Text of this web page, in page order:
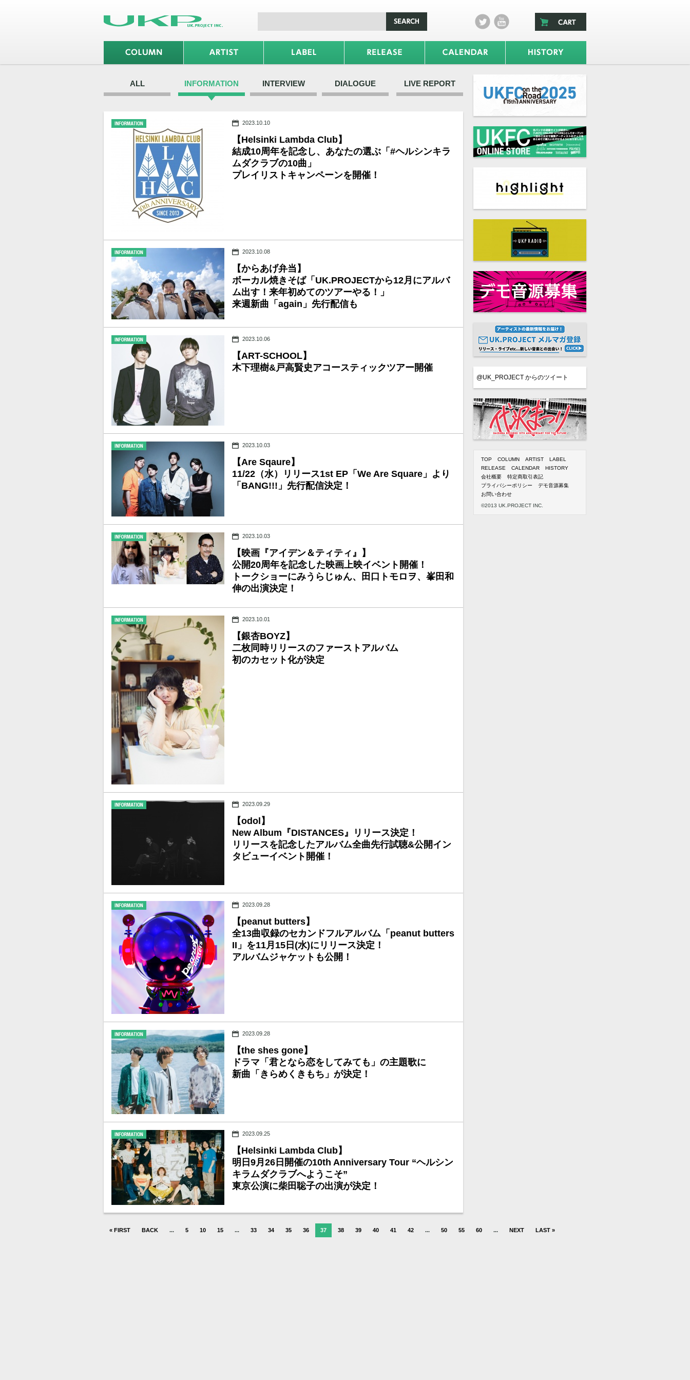
ALL INFORMATION INTERVIEW DIALOGUE LIVE REPORT
2023.10.10
【Helsinki Lambda Club】
結成10周年を記念し、あなたの選ぶ「#ヘルシンキラ
ムダクラブの10曲」
プレイリストキャンペーンを開催！
2023.10.08
【からあげ弁当】
ボーカル焼きそば「UK.PROJECTから12月にアルバ
ム出す！来年初めてのツアーやる！」
来週新曲「again」先行配信も
2023.10.06
【ART-SCHOOL】
木下理樹&戸高賢史アコースティックツアー開催
2023.10.03
【Are Sqaure】
11/22（水）リリース1st EP「We Are Square」より
「BANG!!!」先行配信決定！
2023.10.03
【映画『アイデン＆ティティ』】
公開20周年を記念した映画上映イベント開催！
トークショーにみうらじゅん、田口トモロヲ、峯田和
伸の出演決定！
2023.10.01
【銀杏BOYZ】
二枚同時リリースのファーストアルバム
初のカセット化が決定
2023.09.29
【odol】
New Album『DISTANCES』リリース決定！
リリースを記念したアルバム全曲先行試聴&公開イン
タビューイベント開催！
2023.09.28
【peanut butters】
全13曲収録のセカンドフルアルバム「peanut butters
II」を11月15日(水)にリリース決定！
アルバムジャケットも公開！
2023.09.28
【the shes gone】
ドラマ「君となら恋をしてみても」の主題歌に
新曲「きらめくきもち」が決定！
2023.09.25
【Helsinki Lambda Club】
明日9月26日開催の10th Anniversary Tour “ヘルシン
キラムダクラブへようこそ”
東京公演に柴田聡子の出演が決定！
« FIRST BACK ... 5 10 15 ... 33 34 35 36 37 38 39 40 41 42 ... 50 55 60 ... NEXT LAST »
@UK_PROJECT からのツイート
TOP COLUMN ARTIST
LABEL
RELEASE
CALENDAR
HISTORY
会社概要
特定商取引表記
プライバシーポリシー
デモ音源募集
お問い合わせ
©2013 UK.PROJECT INC.